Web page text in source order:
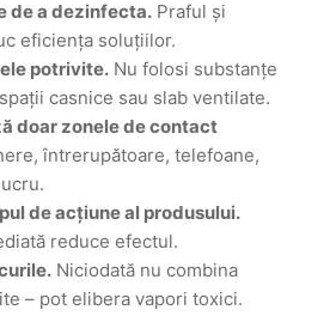
de a dezinfecta. Praful și
eficiența soluțiilor.
potrivite. Nu folosi substanțe
casnice sau slab ventilate.
doar zonele de contact
întrerupătoare, telefoane,
de acțiune al produsului.
reduce efectul.
Niciodată nu combina
– pot elibera vapori toxici.